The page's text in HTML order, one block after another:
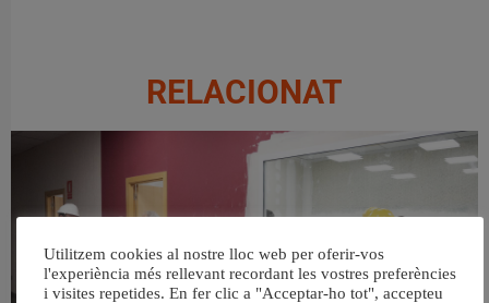
RELACIONAT
Utilitzem cookies al nostre lloc web per oferir-vos
l'experiència més rellevant recordant les vostres preferències
i visites repetides. En fer clic a "Acceptar-ho tot", accepteu